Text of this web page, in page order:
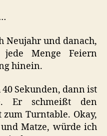
Neujahr und danach,
Menge Feiern
hinein.
40 Sekunden, dann ist
Er schmeißt den
Turntable. Okay,
Matze, würde ich